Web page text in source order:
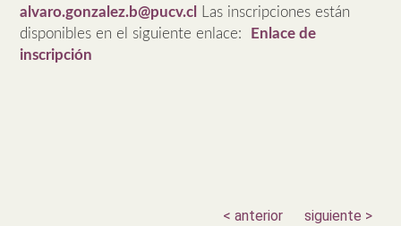
alvaro.gonzalez.b@pucv.cl
Las inscripciones están
disponibles en el siguiente enlace:
Enlace de
inscripción
< anterior siguiente >